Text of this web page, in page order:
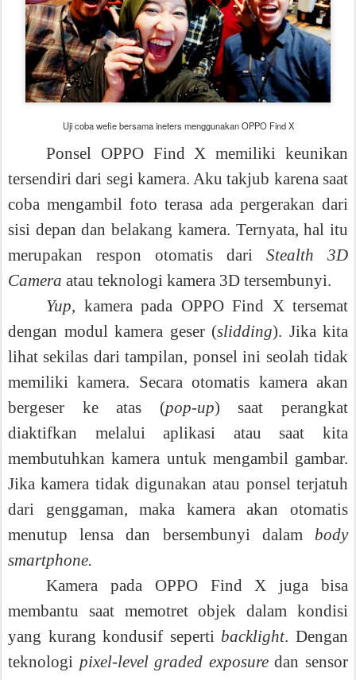
Uji coba wefie bersama ineters menggunakan OPPO Find X
Ponsel OPPO Find X memiliki keunikan
tersendiri dari segi kamera. Aku takjub karena saat
coba mengambil foto terasa ada pergerakan dari
sisi depan dan belakang kamera. Ternyata, hal itu
merupakan respon otomatis dari Stealth 3D
Camera atau teknologi kamera 3D tersembunyi.
Yup, kamera pada OPPO Find X tersemat
dengan modul kamera geser (slidding). Jika kita
lihat sekilas dari tampilan, ponsel ini seolah tidak
memiliki kamera. Secara otomatis kamera akan
bergeser ke atas (pop-up) saat perangkat
diaktifkan melalui aplikasi atau saat kita
membutuhkan kamera untuk mengambil gambar.
Jika kamera tidak digunakan atau ponsel terjatuh
dari genggaman, maka kamera akan otomatis
menutup lensa dan bersembunyi dalam body
smartphone.
Kamera pada OPPO Find X juga bisa
membantu saat memotret objek dalam kondisi
yang kurang kondusif seperti backlight. Dengan
teknologi pixel-level graded exposuredan sensor